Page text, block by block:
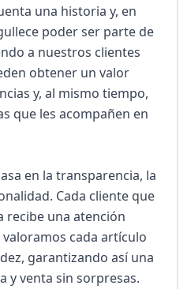
una historia y, en
poder ser parte de
a nuestros clientes
obtener un valor
y, al mismo tiempo,
que les acompañen en
en la transparencia, la
Cada cliente que
recibe una atención
cada artículo
garantizando así una
y venta sin sorpresas.